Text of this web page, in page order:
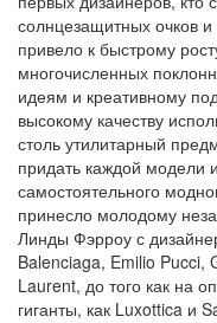
солнцезащитных очков
привело к быстрому
многочисленных
идеям и креативному
высокому качеству
столь утилитарный
придать каждой модели
самостоятельного
принесло молодому
Линды Фэрроу с
Balenciaga, Emilio Pucci,
Laurent, до того как на
гиганты, как Luxottica и